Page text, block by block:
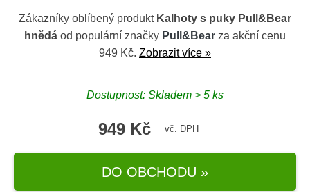
Zákazníky oblíbený produkt Kalhoty s puky Pull&Bear
hnědá od populární značky Pull&Bear za akční cenu
949 Kč. Zobrazit více »
Dostupnost: Skladem > 5 ks
949 Kč vč. DPH
DO OBCHODU »